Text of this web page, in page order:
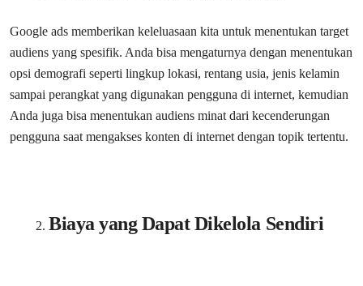
Google ads memberikan keleluasaan kita untuk menentukan target
audiens yang spesifik. Anda bisa mengaturnya dengan menentukan
opsi demografi seperti lingkup lokasi, rentang usia, jenis kelamin
sampai perangkat yang digunakan pengguna di internet, kemudian
Anda juga bisa menentukan audiens minat dari kecenderungan
pengguna saat mengakses konten di internet dengan topik tertentu.
Biaya yang Dapat Dikelola Sendiri